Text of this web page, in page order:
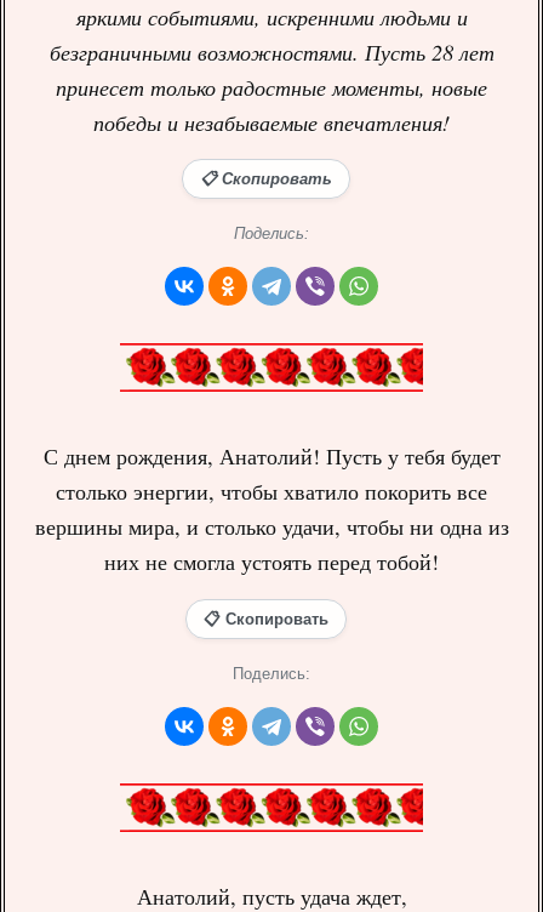
яркими событиями, искренними людьми и
безграничными возможностями. Пусть 28 лет
принесет только радостные моменты, новые
победы и незабываемые впечатления!
📋 Скопировать
Поделись:
С днем рождения, Анатолий! Пусть у тебя будет
столько энергии, чтобы хватило покорить все
вершины мира, и столько удачи, чтобы ни одна из
них не смогла устоять перед тобой!
📋 Скопировать
Поделись:
Анатолий, пусть удача ждет,